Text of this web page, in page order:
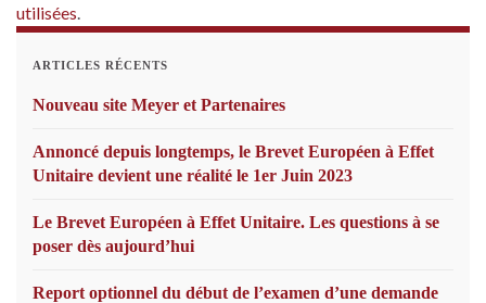
utilisées
ARTICLES RÉCENTS
Nouveau site Meyer et Partenaires
Annoncé depuis longtemps, le Brevet Européen à Effet
Unitaire devient une réalité le 1er Juin 2023
Le Brevet Européen à Effet Unitaire. Les questions à se
poser dès aujourd’hui
Report optionnel du début de l’examen d’une demande